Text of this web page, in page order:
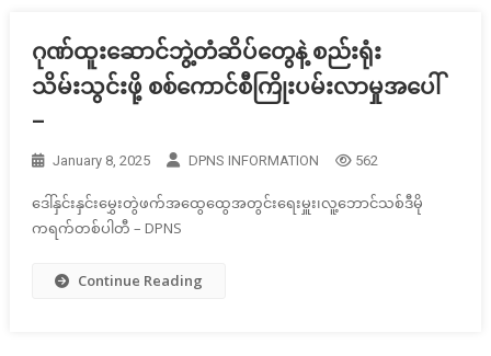
ဂုဏ်ထူးဆောင်ဘွဲ့တံဆိပ်တွေနဲ့ စည်းရုံး
သိမ်းသွင်းဖို့ စစ်ကောင်စီကြိုးပမ်းလာမှုအပေါ်
–
January 8, 2025 DPNS INFORMATION 562
ဒေါ်နှင်းနှင်းမွှေးတွဲဖက်အထွေထွေအတွင်းရေးမှူး၊လူ့ဘောင်သစ်ဒီမို
ကရက်တစ်ပါတီ – DPNS
Continue Reading